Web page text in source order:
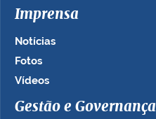
Imprensa
Notícias
Fotos
Vídeos
Gestão e Governança